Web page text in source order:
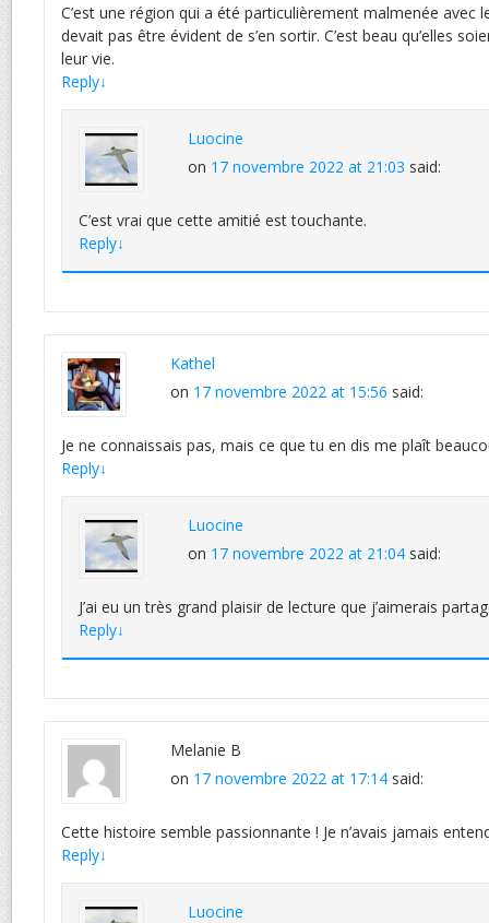
C’est une région qui a été particulièrement malmenée avec
devait pas être évident de s’en sortir. C’est beau qu’elles
leur vie.
Reply↓
Luocine
on 17 novembre 2022 at 21:03 said:
C’est vrai que cette amitié est touchante.
Reply↓
Kathel
on 17 novembre 2022 at 15:56 said:
Je ne connaissais pas, mais ce que tu en dis me plaît
Reply↓
Luocine
on 17 novembre 2022 at 21:04 said:
J’ai eu un très grand plaisir de lecture que j’aimerais
Reply↓
Melanie B
on 17 novembre 2022 at 17:14 said:
Cette histoire semble passionnante ! Je n’avais jamais
Reply↓
Luocine